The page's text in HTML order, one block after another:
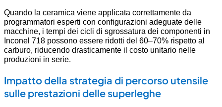
Quando la ceramica viene applicata correttamente da
programmatori esperti con configurazioni adeguate delle
macchine, i tempi dei cicli di sgrossatura dei componenti in
Inconel 718 possono essere ridotti del 60–70% rispetto al
carburo, riducendo drasticamente il costo unitario nelle
produzioni in serie.
Impatto della strategia di percorso utensile
sulle prestazioni delle superleghe